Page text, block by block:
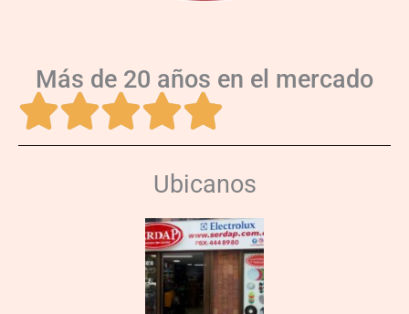
Más de 20 años en el mercado
Ubicanos